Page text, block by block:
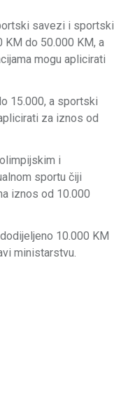
savezi i sportski
do 50.000 KM, a
mogu aplicirati
15.000, a sportski
za iznos od
i
sportu čiji
iznos od 10.000
10.000 KM
ministarstvu.